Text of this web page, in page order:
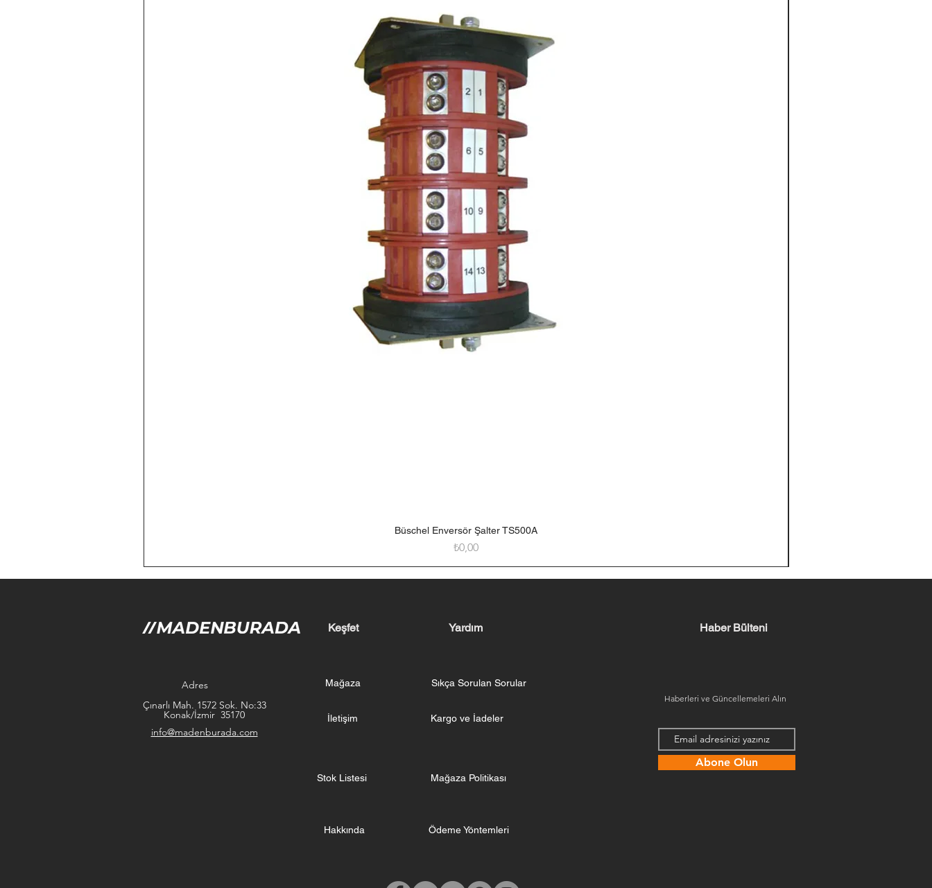
Hızlı Bakış
Büschel Enversör Şalter TS500A
Fiyat
₺0,00
Keşfet Yardım
Adres
Çınarlı Mah. 1572 Sok. No:33
Konak/İzmir 35170
Mağaza Sıkça Sorulan Sorular
İletişim Kargo ve İadeler
info@madenburada.com
Stok Listesi Mağaza Politikası
Hakkında Ödeme Yöntemleri
Haber Bülteni
Haberleri ve Güncellemeleri Alın
Abone Olun